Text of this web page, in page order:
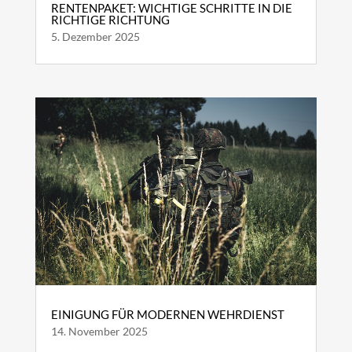
RENTENPAKET: WICHTIGE SCHRITTE IN DIE
RICHTIGE RICHTUNG
5. Dezember 2025
EINIGUNG FÜR MODERNEN WEHRDIENST
14. November 2025